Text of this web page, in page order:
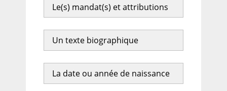
Le(s) mandat(s) et attributions
Un texte biographique
La date ou année de naissance